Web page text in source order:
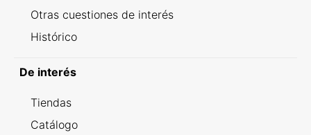
Otras cuestiones de interés
Histórico
De interés
Tiendas
Catálogo